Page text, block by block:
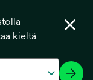
kieltä